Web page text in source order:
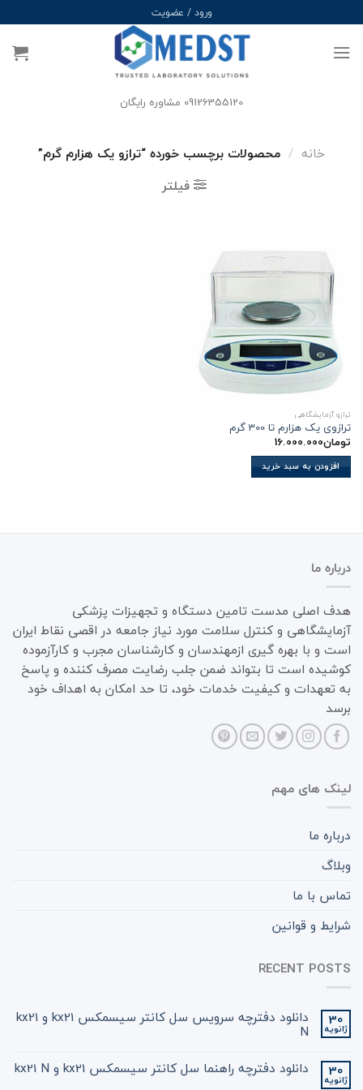
to
content
ورود / عضویت
09126355120 مشاوره رایگان
خانه / محصولات برچسب خورده “ترازو یک هزارم گرم”
فیلتر
ترازو آزمایشگاهی
ترازوی یک هزارم تا 300 گرم
تومان16.000.000
افزودن به سبد خرید
درباره ما
هدف اصلی مدست تامین دستگاه و تجهیزات پزشکی
آزمایشگاهی و کنترل سلامت مورد نیاز جامعه در اقصی نقاط ایران
است و با بهره گیری ازمهندسان و کارشناسان مجرب و کارآزموده
کوشیده است تا بتواند ضمن جلب رضایت مصرف کننده و پاسخ
به تعهدات و کیفیت خدمات خود، تا حد امکان به اهداف خود
برسد
لینک های مهم
درباره ما
وبلاگ
تماس با ما
شرایط و قوانین
RECENT POSTS
30
ژانویه
دانلود دفترچه سرویس سل کانتر سیسمکس kx21 و kx21
N
30
ژانویه
دانلود دفترچه راهنما سل کانتر سیسمکس kx21 و kx21 N